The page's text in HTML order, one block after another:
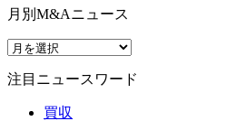
月別M&Aニュース
注目ニュースワード
買収